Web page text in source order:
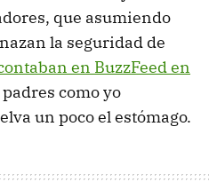
que asumiendo
la seguridad de
en BuzzFeed en
como yo
un poco el estómago.